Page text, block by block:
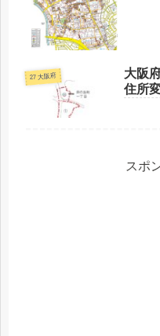
27 大阪府
大阪
住所
スポ